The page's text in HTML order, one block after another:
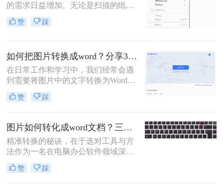
的需求日益增加。无论是扫描的纸质
文档、手机拍摄的笔记，还是网络图
片中的文本，将图片中的文字提取并
成word文档呢？本文将详细介绍五种
常用且高效的方法，帮助您快速选择
最适合的方案。
赞 踩
如何把图片转换成word？分享3种转换方法！
在日常工作和学习中，我们经常会遇
到需要将图片中的文字转换为Word文
档的情况。无论是为了编辑、修改还
是保存为可搜索的文本格式，将图片
能。那么如何把图片转换成word呢？
本文将介绍三种将图片转换成Word的
方法。
赞 踩
图片如何转化成word文档？三招精准转换，职场效率翻倍！
精准转换的秘诀，在于选对工具与方
法作为一名在电脑办公软件领域深耕
多年的测评博主，小编每天都会收到
大量读者的咨询：“如何把图片里的
赞 踩